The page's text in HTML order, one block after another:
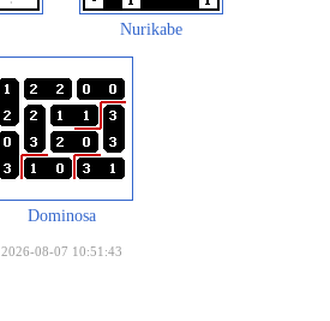
Nurikabe
Dominosa
2026-08-07 10:51:43